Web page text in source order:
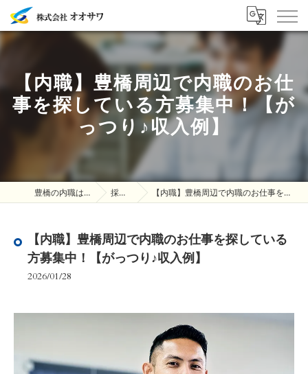
【内職】豊橋周辺で内職のお仕
事を探している方募集中！【が
っつり♪収入例】
豊橋の内職は株式会社オオサワ 採用ブログ 【内職】豊橋周辺で内職のお仕事を探している方募集中！【がっつり♪収入例】
【内職】豊橋周辺で内職のお仕事を探している
方募集中！【がっつり♪収入例】
2026/01/28